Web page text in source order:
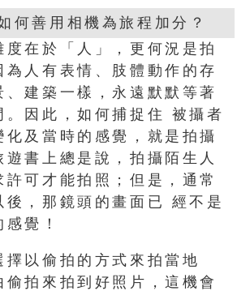
度在於「人」，更何況是拍
為人有表情、肢體動作的存
、建築一樣，永遠默默等著
。因此，如何捕捉住 被攝者
化及當時的感覺，就是拍攝
遊書上總是說，拍攝陌生人
許可才能拍照；但是，通常
後，那鏡頭的畫面已 經不是
覺！
擇以偷拍的方式來拍當地
偷拍來拍到好照片，這機會